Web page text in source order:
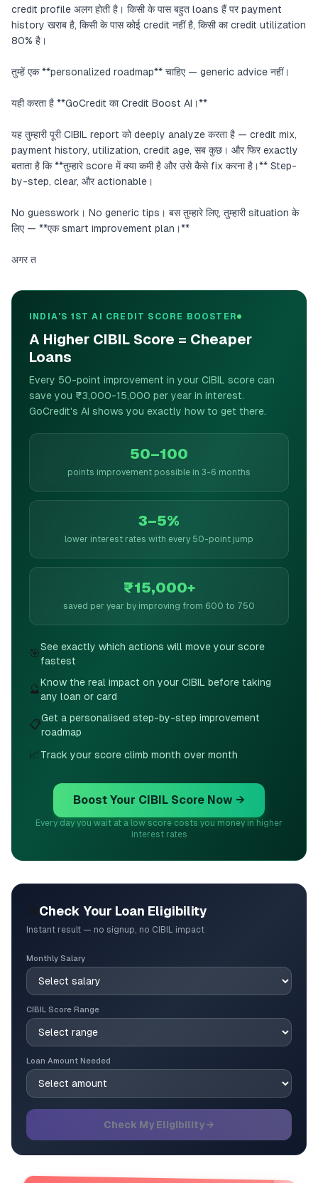
credit profile अलग होती है। किसी के पास बहुत loans हैं पर payment
history खराब है, किसी के पास कोई credit नहीं है, किसी का credit utilization
80% है।
तुम्हें एक **personalized roadmap** चाहिए — generic advice नहीं।
यही करता है **GoCredit का Credit Boost AI।**
यह तुम्हारी पूरी CIBIL report को deeply analyze करता है — credit mix,
payment history, utilization, credit age, सब कुछ। और फिर exactly
बताता है कि **तुम्हारे score में क्या कमी है और उसे कैसे fix करना है।** Step-
by-step, clear, और actionable।
No guesswork। No generic tips। बस तुम्हारे लिए, तुम्हारी situation के
लिए — **एक smart improvement plan।**
अगर त
INDIA'S 1ST AI CREDIT SCORE BOOSTER
A Higher CIBIL Score = Cheaper
Loans
Every 50-point improvement in your CIBIL score can
save you ₹3,000-15,000 per year in interest.
GoCredit's AI shows you exactly how to get there.
50–100
points improvement possible in 3-6 months
3–5%
lower interest rates with every 50-point jump
₹15,000+
saved per year by improving from 600 to 750
🎯See exactly which actions will move your score
fastest
🔮Know the real impact on your CIBIL before taking
any loan or card
📋Get a personalised step-by-step improvement
roadmap
📈Track your score climb month over month
Boost Your CIBIL Score Now →
Every day you wait at a low score costs you money in higher
interest rates
Check Your Loan Eligibility
Instant result — no signup, no CIBIL impact
Monthly Salary
CIBIL Score Range
Loan Amount Needed
Check My Eligibility →